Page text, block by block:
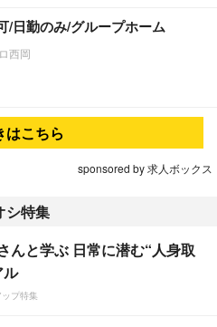
/日勤のみ/グループホーム
西岡
はこちら
sponsored by 求人ボックス
シ特集
んと学ぶ 日常に潜む“人身取
ル
プ特集